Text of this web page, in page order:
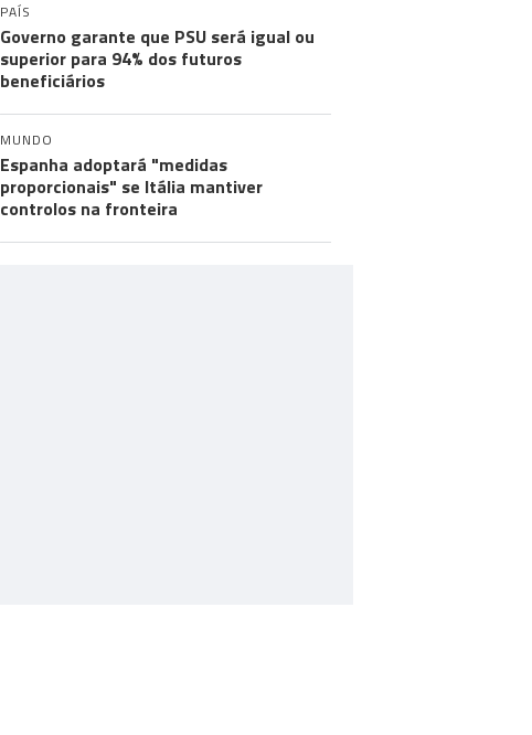
PAÍS
Governo garante que PSU será igual ou
superior para 94% dos futuros
beneficiários
MUNDO
Espanha adoptará "medidas
proporcionais" se Itália mantiver
controlos na fronteira